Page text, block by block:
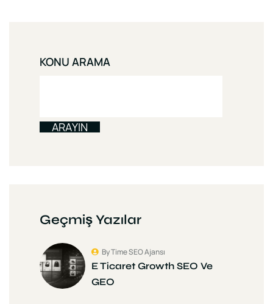
KONU ARAMA
ARAYIN
Geçmiş Yazılar
E Ticaret Growth SEO Ve
GEO
By Time SEO Ajansı